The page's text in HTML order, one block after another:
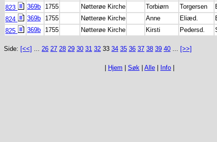
823
369b 1755 Nøtterøe Kirche Torbiørn Torgersen
824
369b 1755 Nøtterøe Kirche Anne Eliæd.
825
369b 1755 Nøtterøe Kirche Kirsti Pedersd.
Side: [<<] ... 26 27 28 29 30 31 32 33 34 35 36 37 38 39 40 ... [>>]
Hjem Søk Alle Info